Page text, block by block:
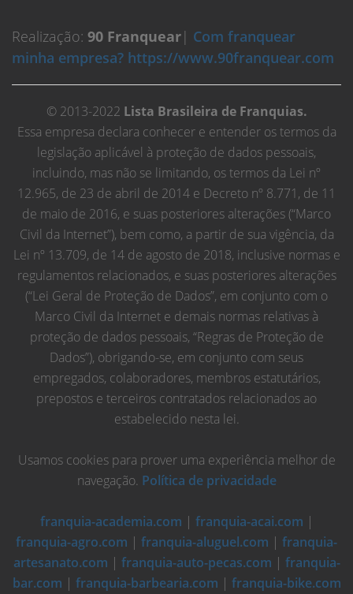
Realização: 90 Franquear| Com franquear
minha empresa? https://www.90franquear.com
© 2013-2022 Lista Brasileira de Franquias.
Essa empresa declara conhecer e entender os termos da
legislação aplicável à proteção de dados pessoais,
incluindo, mas não se limitando, os termos da Lei nº
12.965, de 23 de abril de 2014 e Decreto nº 8.771, de 11
de maio de 2016, e suas posteriores alterações (“Marco
Civil da Internet”), bem como, a partir de sua vigência, da
Lei nº 13.709, de 14 de agosto de 2018, inclusive normas e
regulamentos relacionados, e suas posteriores alterações
(“Lei Geral de Proteção de Dados”, em conjunto com o
Marco Civil da Internet e demais normas relativas à
proteção de dados pessoais, “Regras de Proteção de
Dados”), obrigando-se, em conjunto com seus
empregados, colaboradores, membros estatutários,
prepostos e terceiros contratados relacionados ao
estabelecido nesta lei.
Usamos cookies para prover uma experiência melhor de
navegação. Política de privacidade
franquia-academia.com | franquia-acai.com |
franquia-agro.com | franquia-aluguel.com | franquia-
artesanato.com | franquia-auto-pecas.com | franquia-
bar.com | franquia-barbearia.com | franquia-bike.com